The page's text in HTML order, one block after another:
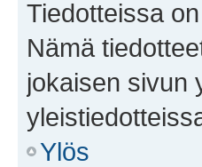
Tiedotteissa
Nämä
jokaisen sivun
Ylös